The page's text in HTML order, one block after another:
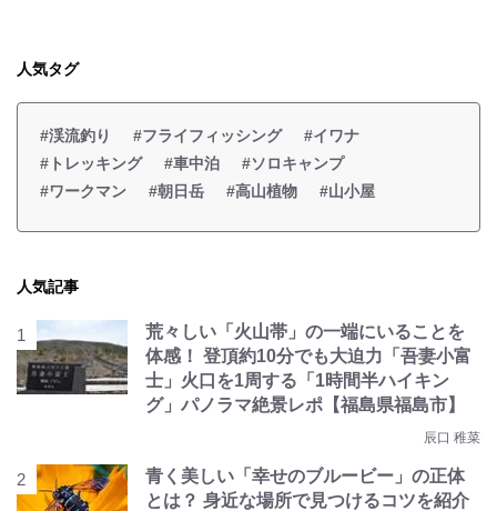
人気タグ
#渓流釣り #フライフィッシング
#イワナ
#トレッキング
#車中泊
#ソロキャンプ
#ワークマン
#朝日岳 #高山植物 #山小屋
人気記事
荒々しい「火山帯」の一端にいることを
体感！ 登頂約10分でも大迫力「吾妻小富
士」火口を1周する「1時間半ハイキン
グ」パノラマ絶景レポ【福島県福島市】
辰口 稚菜
青く美しい「幸せのブルービー」の正体
とは？ 身近な場所で見つけるコツを紹介